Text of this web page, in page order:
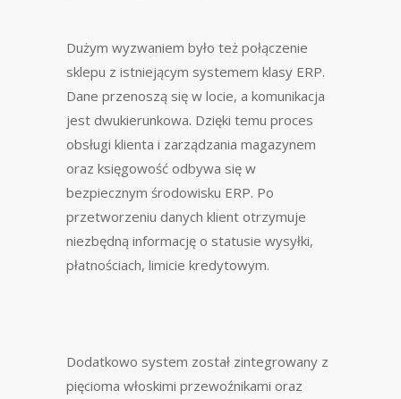
Dużym wyzwaniem było też połączenie
sklepu z istniejącym systemem klasy ERP.
Dane przenoszą się w locie, a komunikacja
jest dwukierunkowa. Dzięki temu proces
obsługi klienta i zarządzania magazynem
oraz księgowość odbywa się w
bezpiecznym środowisku ERP. Po
przetworzeniu danych klient otrzymuje
niezbędną informację o statusie wysyłki,
płatnościach, limicie kredytowym.
Dodatkowo system został zintegrowany z
pięcioma włoskimi przewoźnikami oraz